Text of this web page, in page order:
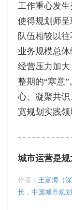
工作重心发生
使得规划师
队伍相较以
业务规模总
经营压力加
整期的“寒意
心、凝聚共
宽规划实践领
城市运营是
作者： 王富海（
长，中国城市规